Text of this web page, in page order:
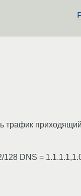
трафик
DNS =